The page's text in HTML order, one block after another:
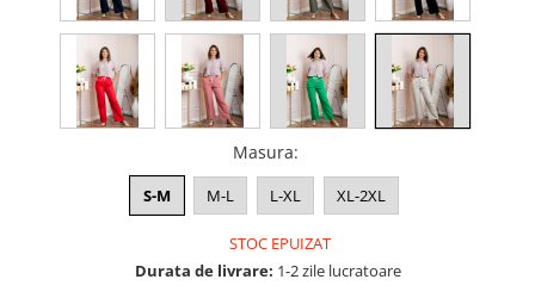
Masura:
S-M M-L L-XL XL-2XL
STOC EPUIZAT
Durata de livrare: 1-2 zile lucratoare